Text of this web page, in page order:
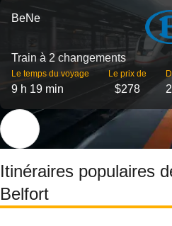
BeNe
Train à 2 changements
Le temps du voyage
9 h 19 min
Le prix de
$278 2
Itinéraires populaires
Belfort